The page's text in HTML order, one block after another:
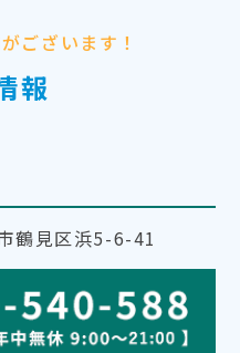
ございます！
報
鶴見区浜5-6-41